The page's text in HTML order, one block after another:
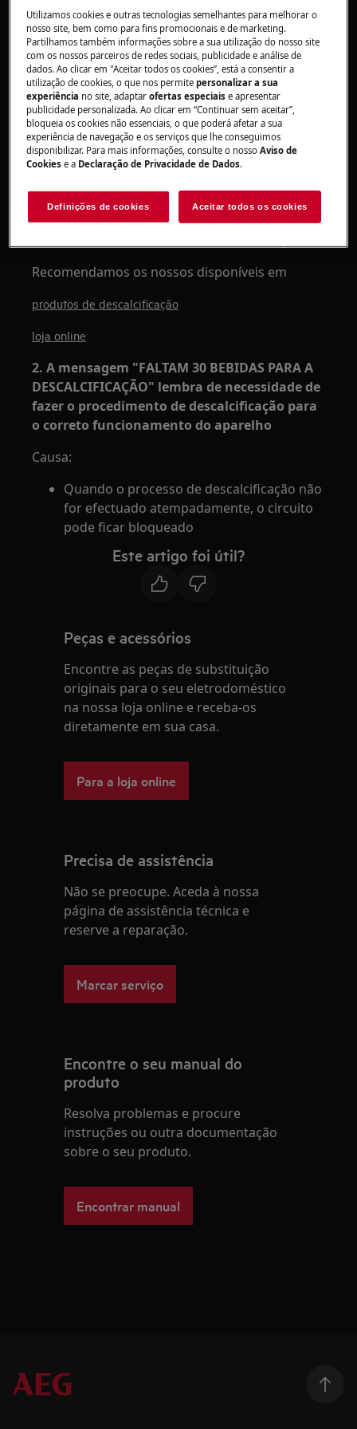
Máq. café encastre mostra
mensagem "DESCALCIFICAÇÃO BLOQUERADA",
e não tira café
Máq. café encastre mostra mensagem
"FALTAM 30 BEBIDAS PARA A
DESCALCIFICAÇÃO"
Aplica-se a:
Máq. café de encastre
Resolução:
1. Execute o processo de descalcificação,
Recomendamos os nossos disponíveis em
produtos de descalcificação
loja online
2. A mensagem "FALTAM 30 BEBIDAS PARA A
DESCALCIFICAÇÃO" lembra de necessidade de
fazer o procedimento de descalcificação para
o correto funcionamento do aparelho
Causa:
Quando o processo de descalcificação não
for efectuado atempadamente, o circuito
pode ficar bloqueado
Este artigo foi útil?
Peças e acessórios
Encontre as peças de substituição
originais para o seu eletrodoméstico
na nossa loja online e receba-os
diretamente em sua casa.
Para a loja online
Precisa de assistência
Não se preocupe. Aceda à nossa
página de assistência técnica e
reserve a reparação.
Marcar serviço
Encontre o seu manual do
produto
Resolva problemas e procure
instruções ou outra documentação
sobre o seu produto.
Encontrar manual
Utilizamos cookies e outras tecnologias semelhantes para melhorar o
nosso site, bem como para fins promocionais e de marketing.
Partilhamos também informações sobre a sua utilização do nosso site
com os nossos parceiros de redes sociais, publicidade e análise de
dados. Ao clicar em "Aceitar todos os cookies”, está a consentir a
utilização de cookies, o que nos permitepersonalizar a sua
experiência no site, adaptarofertas especiaise apresentar
publicidade personalizada. Ao clicar em “Continuar sem aceitar”,
bloqueia os cookies não essenciais, o que poderá afetar a sua
experiência de navegação e os serviços que lhe conseguimos
disponibilizar. Para mais informações, consulte o nossoAviso de
Cookies e a Declaração de Privacidade de Dados.
Definições de cookies Aceitar todos os cookies